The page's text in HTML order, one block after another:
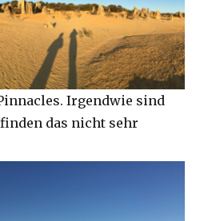
Irgendwie sind
das nicht sehr